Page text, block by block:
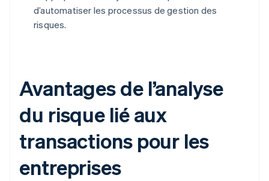
d’automatiser les processus de gestion des
risques.
Avantages de l’analyse
du risque lié aux
transactions pour les
entreprises